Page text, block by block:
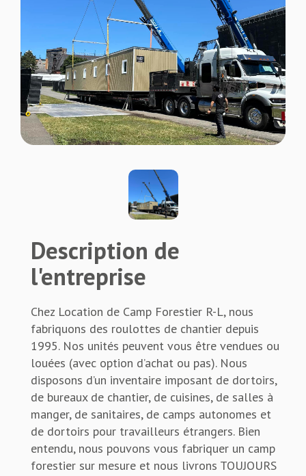
Description de
l'entreprise
Chez Location de Camp Forestier R-L, nous
fabriquons des roulottes de chantier depuis
1995. Nos unités peuvent vous être vendues ou
louées (avec option d’achat ou pas). Nous
disposons d’un inventaire imposant de dortoirs,
de bureaux de chantier, de cuisines, de salles à
manger, de sanitaires, de camps autonomes et
de dortoirs pour travailleurs étrangers. Bien
entendu, nous pouvons vous fabriquer un camp
forestier sur mesure et nous livrons TOUJOURS